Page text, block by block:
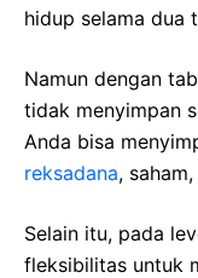
hidup selama dua
Namun dengan
tidak menyimpan
Anda bisa
reksadana,
Selain itu, pada
fleksibilitas untuk